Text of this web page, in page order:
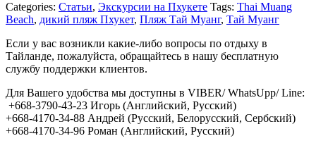
Categories: Статьи, Экскурсии на Пхукете Tags: Thai Muang
Beach, дикий пляж Пхукет, Пляж Тай Муанг, Тай Муанг
Если у вас возникли какие-либо вопросы по отдыху в
Тайланде, пожалуйста, обращайтесь в нашу бесплатную
службу поддержки клиентов.
Для Вашего удобства мы доступны в VIBER/ WhatsUpp/ Line:
+668-3790-43-23 Игорь (Английский, Русский)
+668-4170-34-88 Андрей (Русский, Белорусский, Сербский)
+668-4170-34-96 Роман (Английский, Русский)